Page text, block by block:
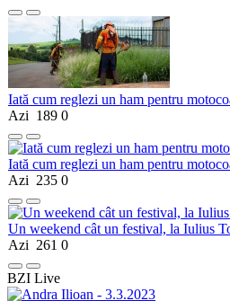
Iată cum reglezi un ham pentru
Azi 189 0
Iată cum reglezi un ham pentru
Azi 235 0
Un weekend cât un festival, la Iulius
Azi 261 0
BZI Live